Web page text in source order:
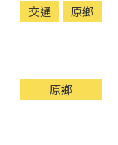
交通 原鄉
原鄉